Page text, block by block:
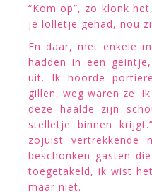
“Kom op”, zo klonk
je lolletje gehad, nou
En daar, met enkele
hadden in een
uit. Ik hoorde
gillen, weg waren ze.
deze haalde zijn
stelletje binnen
zojuist vertrekkende
beschonken gasten
toegetakeld, ik wist
maar niet.